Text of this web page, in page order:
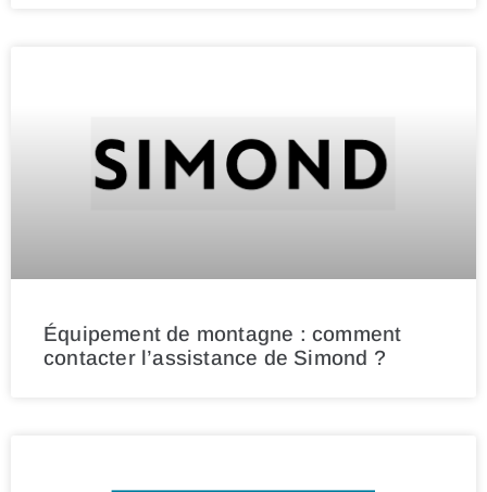
Équipement de montagne : comment
contacter l’assistance de Simond ?